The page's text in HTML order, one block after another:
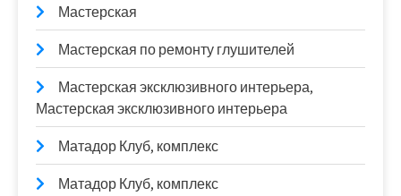
Мастерская
Мастерская по ремонту глушителей
Мастерская эксклюзивного интерьера,
Мастерская эксклюзивного интерьера
Матадор Клуб, комплекс
Матадор Клуб, комплекс